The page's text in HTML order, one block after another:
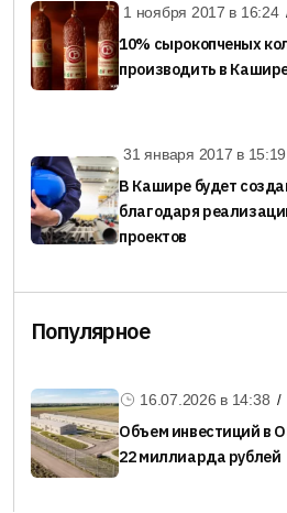
1 ноября 2017 в 16:24
10% сырокопченых
производить в
31 января 2017 в 15:19
В Кашире будет
благодаря
проектов
Популярное
16.07.2026 в 14:38
Объем инвестиций в
22 миллиарда рублей